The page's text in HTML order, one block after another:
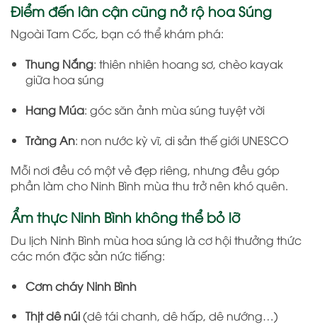
Điểm đến lân cận cũng nở rộ hoa Súng
Ngoài Tam Cốc, bạn có thể khám phá:
Thung Nắng: thiên nhiên hoang sơ, chèo kayak
giữa hoa súng
Hang Múa: góc săn ảnh mùa súng tuyệt vời
Tràng An: non nước kỳ vĩ, di sản thế giới UNESCO
Mỗi nơi đều có một vẻ đẹp riêng, nhưng đều góp
phần làm cho Ninh Bình mùa thu trở nên khó quên.
Ẩm thực Ninh Bình không thể bỏ lỡ
Du lịch Ninh Bình mùa hoa súng là cơ hội thưởng thức
các món đặc sản nức tiếng:
Cơm cháy Ninh Bình
Thịt dê núi(dê tái chanh, dê hấp, dê nướng…)